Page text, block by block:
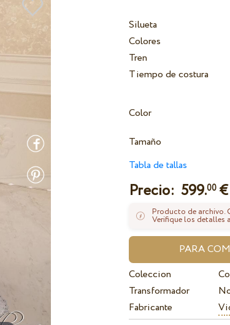
Silueta
Colores
Tren
Tiempo de costura
Color
Tamaño
Tabla de tallas
Precio: 599.00 €
Producto de archivo.
Verifique los detalles
Coleccion
Transformador
Fabricante